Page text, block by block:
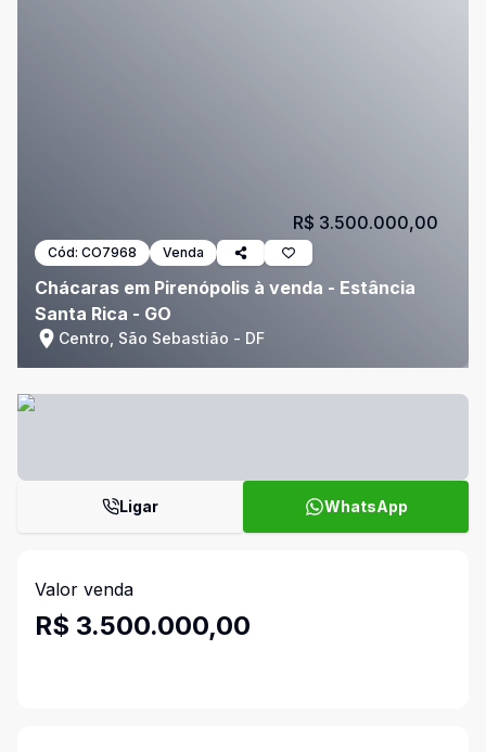
Cód: CO7968 Venda
Chácaras em Pirenópolis à venda - Estância
Santa Rica - GO
Centro, São Sebastião - DF
R$ 3.500.000,00
Ligar WhatsApp
Valor venda
R$ 3.500.000,00